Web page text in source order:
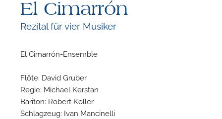
El Cimarrón
Rezital für vier Musiker
El Cimarrón-Ensemble
Flöte: David Gruber
Regie: Michael Kerstan
Bariton: Robert Koller
Schlagzeug: Ivan Mancinelli